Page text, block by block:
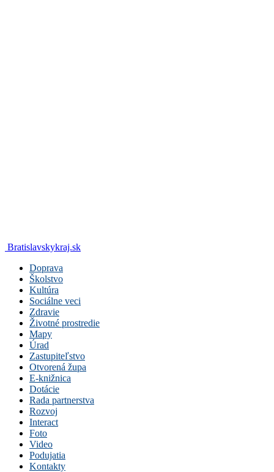
Bratislavskykraj.sk
Doprava
Školstvo
Kultúra
Sociálne veci
Zdravie
Životné prostredie
Mapy
Úrad
Zastupiteľstvo
Otvorená župa
E-knižnica
Dotácie
Rada partnerstva
Rozvoj
Interact
Foto
Video
Podujatia
Kontakty